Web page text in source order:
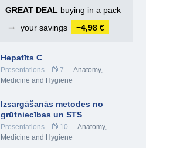
GREAT DEAL buying in a pack
➞
your savings −4,98 €
Hepatīts C
Presentations 7
Anatomy,
Medicine and Hygiene
Izsargāšanās metodes no
grūtniecības un STS
Presentations 10
Anatomy,
Medicine and Hygiene